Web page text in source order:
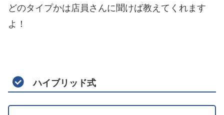
どのタイプかは店員さんに聞けば教えてくれます
よ！
ハイブリッド式